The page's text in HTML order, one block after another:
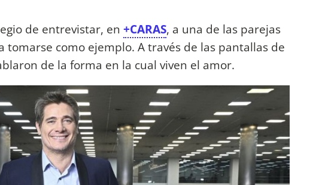
de entrevistar, en +CARAS, a una de las parejas
tomarse como ejemplo. A través de las pantallas de
de la forma en la cual viven el amor.